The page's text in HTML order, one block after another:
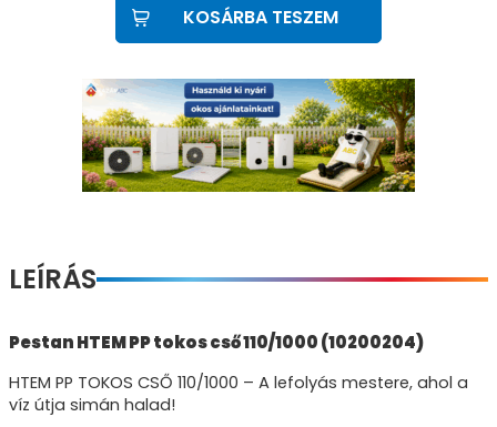
KOSÁRBA TESZEM
LEÍRÁS
Pestan HTEM PP tokos cső 110/1000 (10200204)
HTEM PP TOKOS CSŐ 110/1000 – A lefolyás mestere, ahol a
víz útja simán halad!